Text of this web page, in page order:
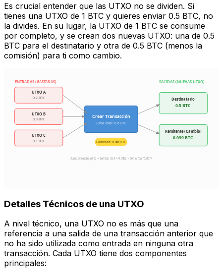
Es crucial entender que las UTXO no se dividen. Si
tienes una UTXO de 1 BTC y quieres enviar 0.5 BTC, no
la divides. En su lugar, la UTXO de 1 BTC se consume
por completo, y se crean dos nuevas UTXO: una de 0.5
BTC para el destinatario y otra de 0.5 BTC (menos la
comisión) para ti como cambio.
ENTRADAS (GASTADAS) SALIDAS (NUEVAS UTXO)
UTXO A
0.2 BTC
UTXO B
0.3 BTC
UTXO C
0.1 BTC
Crear Transacción
Suma total: 0.6 BTC
Comisión: 0.001 BTC
Destinatario
0.5 BTC
Remitente (Cambio)
0.099 BTC
Suma Entradas (0.6) = Salidas (0.5 + 0.099) + Comisión (0.001)
Detalles Técnicos de una UTXO
A nivel técnico, una UTXO no es más que una
referencia a una salida de una transacción anterior que
no ha sido utilizada como entrada en ninguna otra
transacción. Cada UTXO tiene dos componentes
principales: